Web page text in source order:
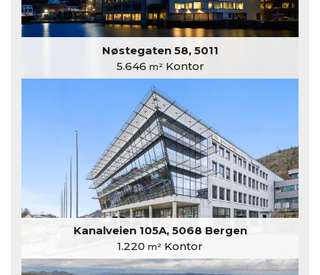
Nøstegaten 58, 5011
5.646 m²Kontor
Kanalveien 105A, 5068 Bergen
1.220 m² Kontor